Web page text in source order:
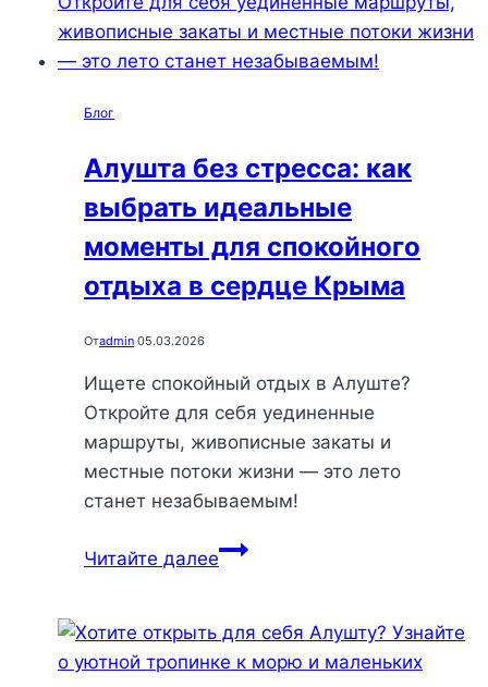
Блог
Алушта без стресса: как
выбрать идеальные
моменты для спокойного
отдыха в сердце Крыма
Отadmin 05.03.2026
Ищете спокойный отдых в Алуште?
Откройте для себя уединенные
маршруты, живописные закаты и
местные потоки жизни — это лето
станет незабываемым!
Читайте далееАлушта
как
выбрать